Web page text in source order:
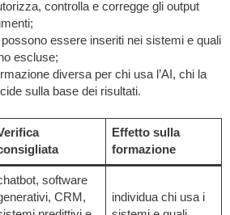
controlla e corregge gli output
essere inseriti nei sistemi e quali
escluse;
diversa per chi usa l’AI, chi la
sulla base dei risultati.
Effetto sulla
formazione
software
CRM,
individua chi usa i